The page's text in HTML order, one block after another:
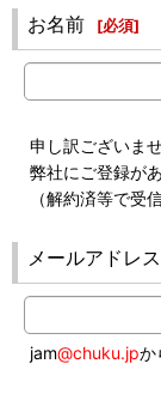
お名前 [必須]
申し訳ございま
弊社にご登録が
（解約済等で受
メールアドレス
jam@chuku.jpか